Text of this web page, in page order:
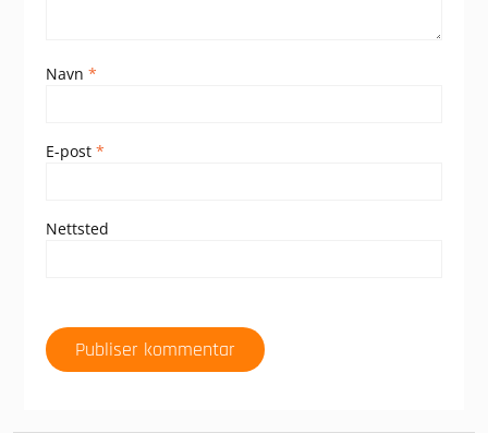
Navn *
E-post *
Nettsted